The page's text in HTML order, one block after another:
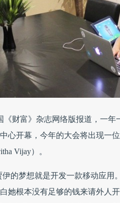
《财富》杂志网络版报道，一
心开幕，今年的大会将出现一
Vijay）。
的梦想就是开发一款移动应用
她根本没有足够的钱来请外人